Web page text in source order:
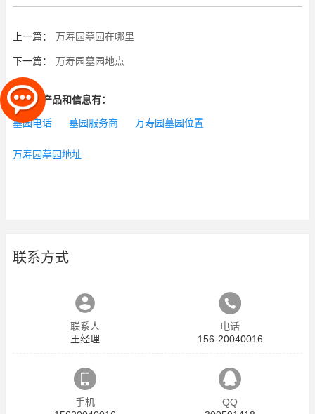
上一篇： 万寿园墓园在哪里
下一篇： 万寿园墓园地点
相关的产品和信息有：
墓园电话 墓园服务商 万寿园墓园位置
万寿园墓园地址
联系方式
联系人
王经理
电话
156-20040016
手机
QQ